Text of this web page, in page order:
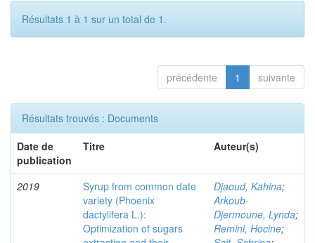
Résultats 1 à 1 sur un total de 1.
précédente 1 suivante
Résultats trouvés : Documents
Date de
publication
Titre Auteur(s)
2019
Syrup from common date
variety (Phoenix
dactylifera L.):
Optimization of sugars
Djaoud, Kahina;
Arkoub-
Djermoune, Lynda;
Remini, Hocine;